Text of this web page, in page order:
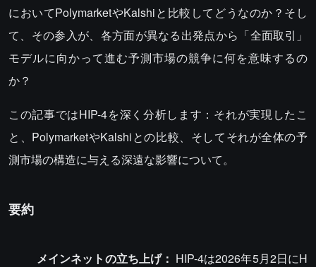
においてPolymarketやKalshiと比較してどうなのか？そし
て、その参入が、各方面が異なる出発点から「全面取引」
モデルに向かって進む予測市場の競争に何を意味するの
か？
この記事ではHIP-4を深く分析します：それが実現したこ
と、PolymarketやKalshiとの比較、そしてそれが全体の予
測市場の構造に与える深遠な影響について。
要約
メインネットの立ち上げ： HIP-4は2026年5月2日にH